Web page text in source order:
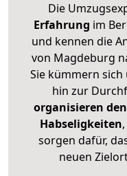
Die
Erfahrung im
und kennen die
von Magdeburg
Sie kümmern sich
hin zur
organisieren
Habseligkeiten
sorgen dafür,
neuen